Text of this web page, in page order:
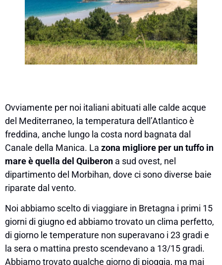
Ovviamente per noi italiani abituati alle calde acque
del Mediterraneo, la temperatura dell’Atlantico è
freddina, anche lungo la costa nord bagnata dal
Canale della Manica. La zona migliore per un tuffo in
mare è quella del Quiberon a sud ovest, nel
dipartimento del Morbihan, dove ci sono diverse baie
riparate dal vento.
Noi abbiamo scelto di viaggiare in Bretagna i primi 15
giorni di giugno ed abbiamo trovato un clima perfetto,
di giorno le temperature non superavano i 23 gradi e
la sera o mattina presto scendevano a 13/15 gradi.
Abbiamo trovato qualche giorno di pioggia, ma mai